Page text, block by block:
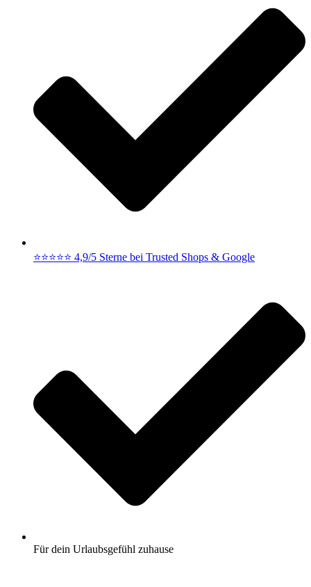
⭐⭐⭐⭐⭐ 4,9/5 Sterne bei Trusted Shops & Google
Für dein Urlaubsgefühl zuhause